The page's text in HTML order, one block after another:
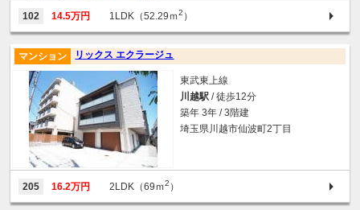
102 14.5万円 1LDK（52.29ｍ2 ）
リックス エクラージュ
マンション
東武東上線
川越駅 / 徒歩12分
築年 3年 / 3階建
埼玉県川越市仙波町2丁目
205 16.2万円 2LDK（69ｍ2 ）